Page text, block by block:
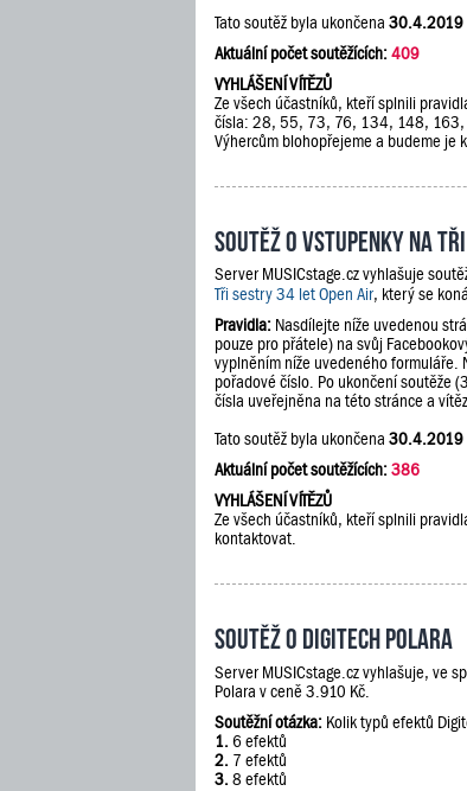
Tato soutěž byla ukončena 30.4.2019
Aktuální počet soutěžících:409
VYHLÁŠENÍ VÍTĚZŮ
Ze všech účastníků, kteří splnili
čísla: 28, 55, 73, 76, 134, 148,
Výhercům blohopřejeme a budeme je
Soutěž o vstupenky na
Server MUSICstage.cz vyhlašuje
Tři sestry 34 let Open Air, který se
Pravidla: Nasdílejte níže uvedenou
pouze pro přátele) na svůj
vyplněním níže uvedeného formuláře.
pořadové číslo. Po ukončení soutěže
čísla uveřejněna na této stránce a
Tato soutěž byla ukončena 30.4.2019
Aktuální počet soutěžících:386
VYHLÁŠENÍ VÍTĚZŮ
Ze všech účastníků, kteří splnili
kontaktovat.
Soutěž o Digitech Polara
Server MUSICstage.cz vyhlašuje, ve
Polara v ceně 3.910 Kč.
Soutěžní otázka: Kolik typů efektů
1. 6 efektů
2. 7 efektů
3. 8 efektů